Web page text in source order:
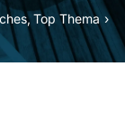
Top Thema